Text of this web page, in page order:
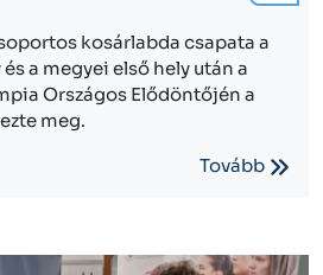
kosárlabda csapata a
a megyei első hely után a
Országos Elődöntőjén a
meg.
Tovább